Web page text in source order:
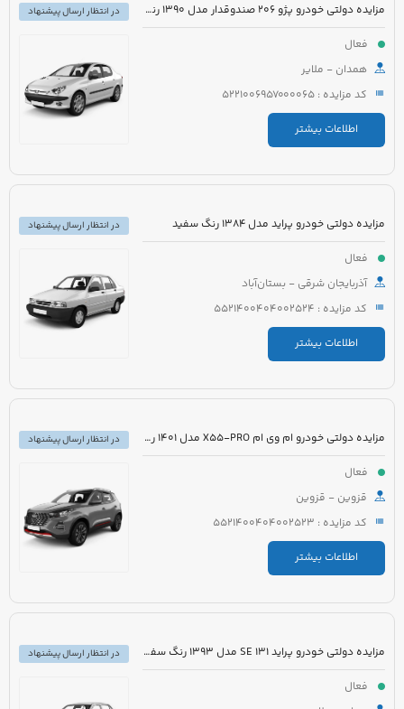
مزایده دولتی خودرو پژو 206 صندوقدار مدل 1390 رنگ سفید روغنی
فعال
همدان - ملایر
کد مزایده : 5221006957000065
اطلاعات بیشتر
در انتظار ارسال پیشنهاد
مزایده دولتی خودرو پراید مدل 1384 رنگ سفید
فعال
آذربایجان شرقی - بستان‌آباد
کد مزایده : 5521400404002524
اطلاعات بیشتر
در انتظار ارسال پیشنهاد
مزایده دولتی خودرو ام وی ام X55-PRO مدل 1401 رنگ مشکی متالیک
فعال
قزوین - قزوین
کد مزایده : 5521400404002523
اطلاعات بیشتر
در انتظار ارسال پیشنهاد
مزایده دولتی خودرو پراید 131 SE مدل 1393 رنگ سفید روغنی
فعال
در انتظار ارسال پیشنهاد